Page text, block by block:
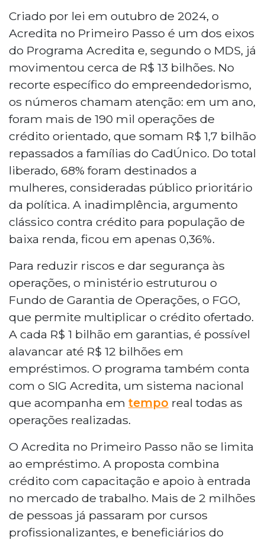
Criado por lei em outubro de 2024, o
Acredita no Primeiro Passo é um dos eixos
do Programa Acredita e, segundo o MDS, já
movimentou cerca de R$ 13 bilhões. No
recorte específico do empreendedorismo,
os números chamam atenção: em um ano,
foram mais de 190 mil operações de
crédito orientado, que somam R$ 1,7 bilhão
repassados a famílias do CadÚnico. Do total
liberado, 68% foram destinados a
mulheres, consideradas público prioritário
da política. A inadimplência, argumento
clássico contra crédito para população de
baixa renda, ficou em apenas 0,36%.
Para reduzir riscos e dar segurança às
operações, o ministério estruturou o
Fundo de Garantia de Operações, o FGO,
que permite multiplicar o crédito ofertado.
A cada R$ 1 bilhão em garantias, é possível
alavancar até R$ 12 bilhões em
empréstimos. O programa também conta
com o SIG Acredita, um sistema nacional
que acompanha em tempo real todas as
operações realizadas.
O Acredita no Primeiro Passo não se limita
ao empréstimo. A proposta combina
crédito com capacitação e apoio à entrada
no mercado de trabalho. Mais de 2 milhões
de pessoas já passaram por cursos
profissionalizantes, e beneficiários do